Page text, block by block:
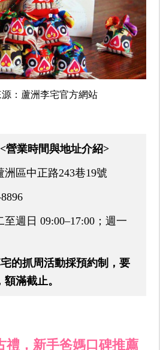
：蘆洲李宅官方網站
<營業時間與地址介紹>
區中正路243巷19號
週日 09:00–17:00；週一
的抓周活動採預約制，要
滿截止。
禮，新手爸媽口碑推薦